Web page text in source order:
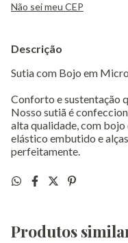
Não sei meu CEP
Descrição
Sutia com Bojo em
Conforto e sustentação
Nosso sutiã é
alta qualidade, com
elástico embutido e
perfeitamente.
Produtos